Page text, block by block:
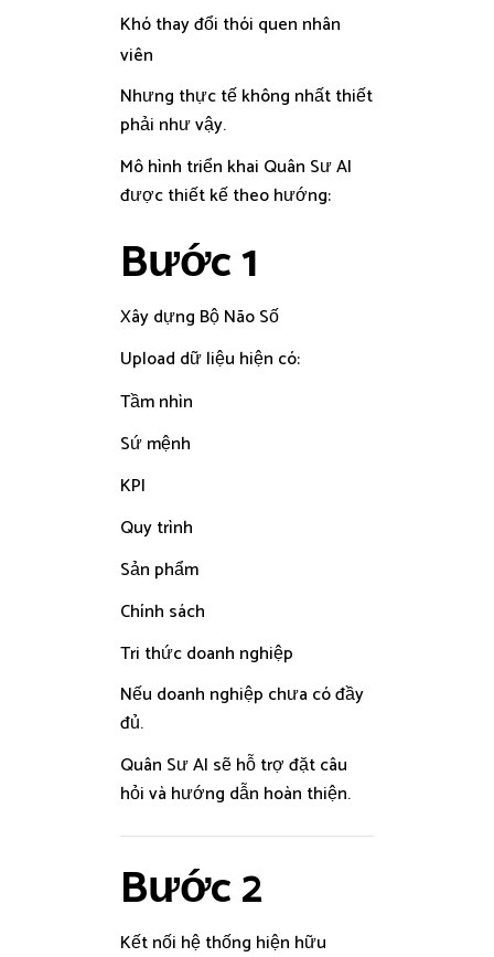
Khó thay đổi thói quen nhân
viên
Nhưng thực tế không nhất thiết
phải như vậy.
Mô hình triển khai Quân Sư AI
được thiết kế theo hướng:
Bước 1
Xây dựng Bộ Não Số
Upload dữ liệu hiện có:
Tầm nhìn
Sứ mệnh
KPI
Quy trình
Sản phẩm
Chính sách
Tri thức doanh nghiệp
Nếu doanh nghiệp chưa có đầy
đủ.
Quân Sư AI sẽ hỗ trợ đặt câu
hỏi và hướng dẫn hoàn thiện.
Bước 2
Kết nối hệ thống hiện hữu